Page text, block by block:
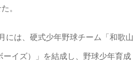
。
には、硬式少年野球チーム「和歌山
ーイズ）」を結成し、野球少年育成